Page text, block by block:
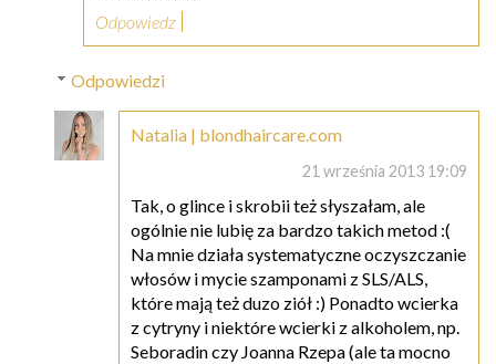
Odpowiedz
Odpowiedzi
Natalia | blondhaircare.com
21 września 2013 19:09
Tak, o glince i skrobii też słyszałam, ale
ogólnie nie lubię za bardzo takich metod :(
Na mnie działa systematyczne oczyszczanie
włosów i mycie szamponami z SLS/ALS,
które mają też duzo ziół :) Ponadto wcierka
z cytryny i niektóre wcierki z alkoholem, np.
Seboradin czy Joanna Rzepa (ale ta mocno